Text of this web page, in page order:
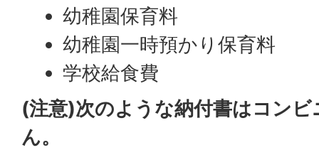
幼稚園保育料
幼稚園一時預かり保育料
学校給食費
(注意)次のような納付書はコン
ん。